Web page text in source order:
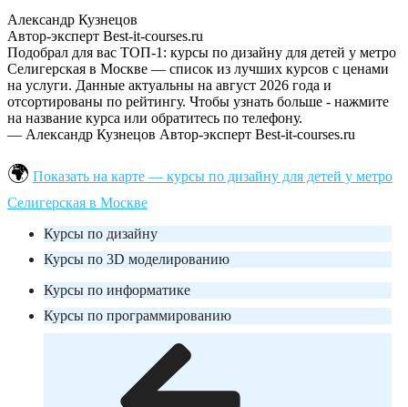
Александр Кузнецов
Автор-эксперт Best-it-courses.ru
Подобрал для вас ТОП-1: курсы по дизайну для детей у метро
Селигерская в Москве — список из лучших курсов с ценами
на услуги. Данные актуальны на август 2026 года и
отсортированы по рейтингу. Чтобы узнать больше - нажмите
на название курса или обратитесь по телефону.
— Александр Кузнецов Автор-эксперт Best-it-courses.ru
Показать на карте — курсы по дизайну для детей у метро
Селигерская в Москве
Курсы по дизайну
Курсы по 3D моделированию
Курсы по информатике
Курсы по программированию